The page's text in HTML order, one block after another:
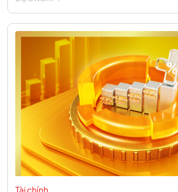
Tài chính